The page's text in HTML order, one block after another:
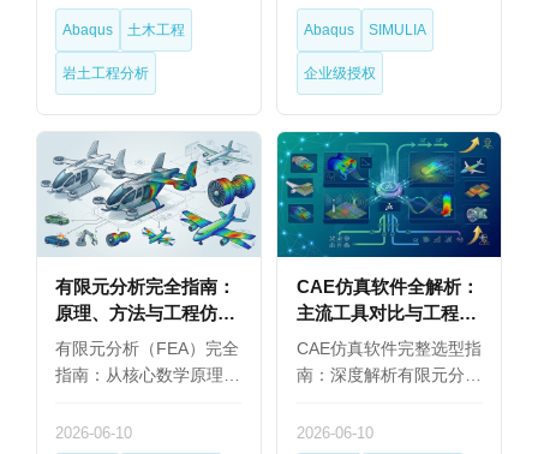
Abaqus 土木工程
岩土工程分析
Abaqus SIMULIA
企业级授权
有限元分析完全指南：
原理、方法与工程仿真
软件选型（2026）
有限元分析（FEA）完全
指南：从核心数学原理…
2026-06-10
CAE仿真软件全解析：
主流工具对比与工程师
选型指南
CAE仿真软件完整选型指
南：深度解析有限元分…
2026-06-10